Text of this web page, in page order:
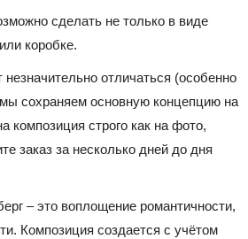
сделать не только в виде
коробке.
незначительно отличаться (особенно
сохраняем основную концепцию на
композиция строго как на фото,
заказ за несколько дней до дня
– это воплощение романтичности,
Композиция создается с учётом